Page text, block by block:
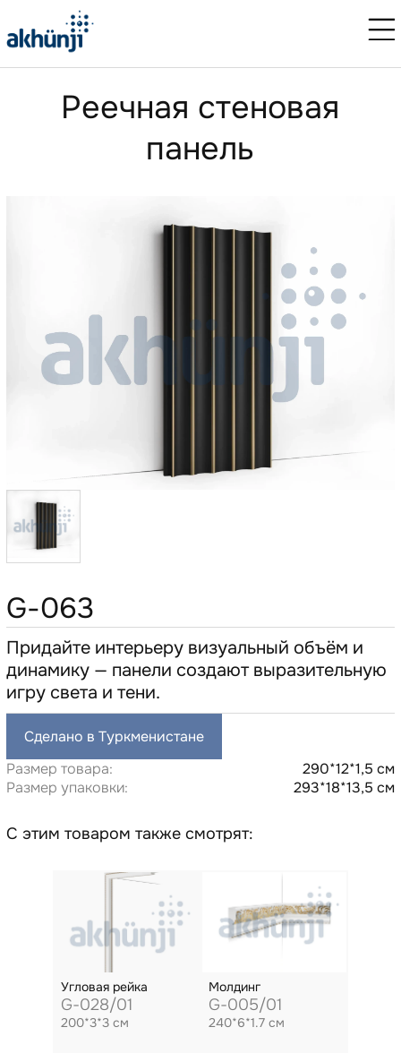
Реeчная стеновая
панель
G-063
Придайте интерьеру визуальный объём и
динамику — панели создают выразительную
игру света и тени.
Сделано в Туркменистане
Размер товара:
290*12*1,5 см
Размер упаковки:
293*18*13,5 см
С этим товаром также смотрят:
Угловая рейка
G-028/01
200*3*3 см
Молдинг
G-005/01
240*6*1.7 см